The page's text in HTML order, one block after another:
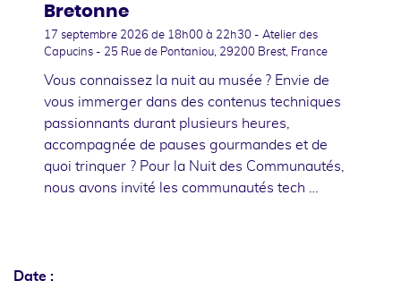
Bretonne
17 septembre 2026 de 18h00 à 22h30 - Atelier des
Capucins - 25 Rue de Pontaniou, 29200 Brest, France
Vous connaissez la nuit au musée ? Envie de
vous immerger dans des contenus techniques
passionnants durant plusieurs heures,
accompagnée de pauses gourmandes et de
quoi trinquer ? Pour la Nuit des Communautés,
nous avons invité les communautés tech …
Date :